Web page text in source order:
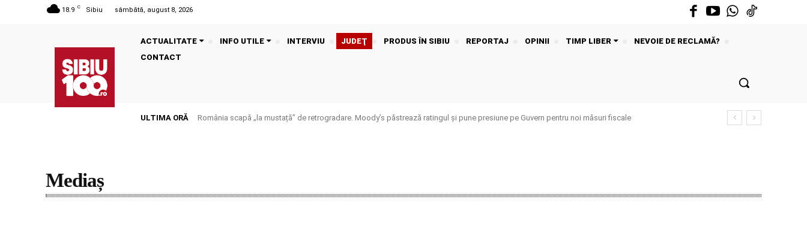
18.9 C Sibiu sâmbătă, august 8, 2026
ACTUALITATE INFO UTILE INTERVIU JUDEŢ PRODUS ÎN SIBIU REPORTAJ OPINII TIMP LIBER
NEVOIE DE RECLAMĂ?
CONTACT
ULTIMA ORĂ România scapă „la mustață” de retrogradare. Moody’s păstrează ratingul și pune presiune pe Guvern pentru noi măsuri fiscale
Mediaș